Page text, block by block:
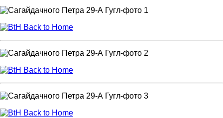
Back to Home
Back to Home
Back to Home